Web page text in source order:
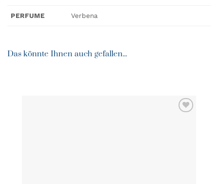
PERFUME Verbena
Das könnte Ihnen auch gefallen...